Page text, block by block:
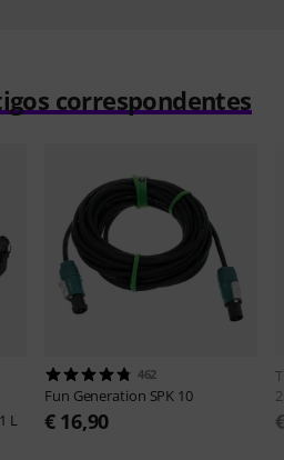
correspondentes
L
462
Fun Generation SPK 10
€ 16,90
2